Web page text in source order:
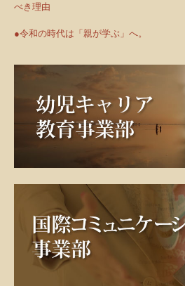
べき理由
●令和の時代は「親が学ぶ」へ。